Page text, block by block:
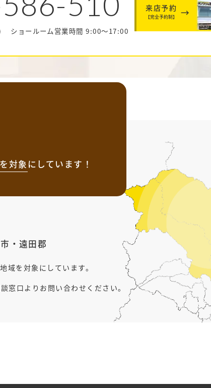
ショールーム営業時間 9:00～17:00
来店予約
【完全予約制】
対象 にしています！
・ 遠田郡
域を対象にしています。
窓口よりお問い合わせください。